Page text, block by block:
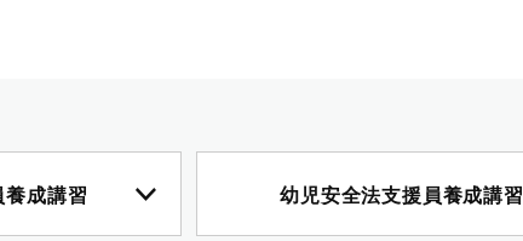
成講習 幼児安全法支援員養成講習